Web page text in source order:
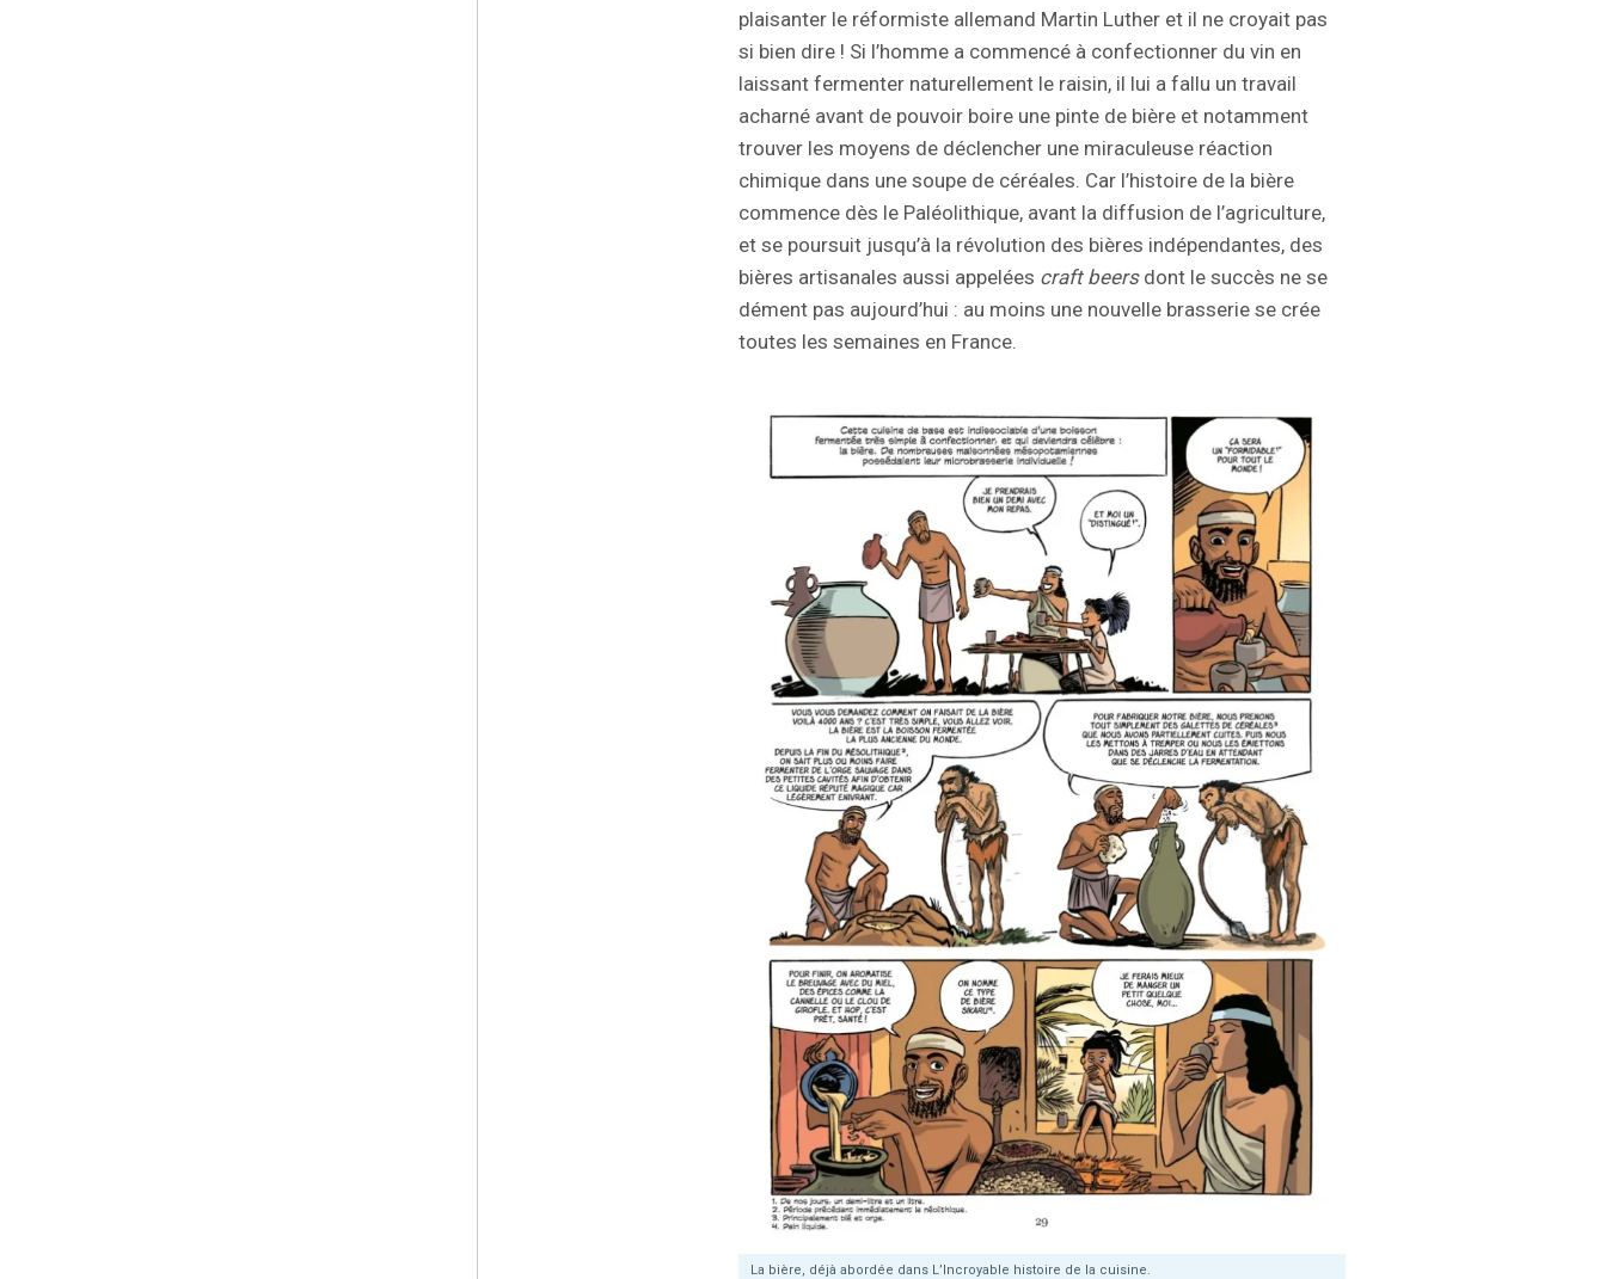
plaisanter le réformiste allemand Martin Luther et il ne croyait pas
si bien dire ! Si l’homme a commencé à confectionner du vin en
laissant fermenter naturellement le raisin, il lui a fallu un travail
acharné avant de pouvoir boire une pinte de bière et notamment
trouver les moyens de déclencher une miraculeuse réaction
chimique dans une soupe de céréales. Car l’histoire de la bière
commence dès le Paléolithique, avant la diffusion de l’agriculture,
et se poursuit jusqu’à la révolution des bières indépendantes, des
bières artisanales aussi appelées craft beersdont le succès ne se
dément pas aujourd’hui : au moins une nouvelle brasserie se crée
toutes les semaines en France.
La bière, déjà abordée dans L’Incroyable histoire de la cuisine.